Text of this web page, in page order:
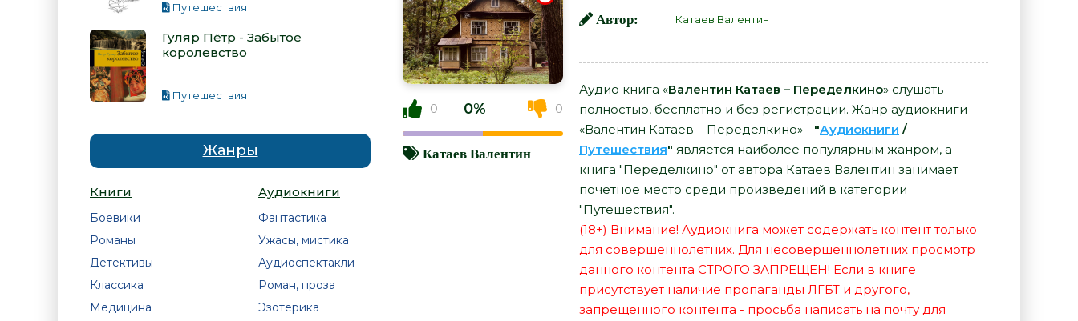
Путешествия
Гуляр Пётр - Забытое
королевство
Путешествия
Жанры
Книги
Боевики
Романы
Детективы
Классика
Медицина
Аудиокниги
Фантастика
Ужасы, мистика
Аудиоспектакли
Роман, проза
Эзотерика
0 0% 0
Катаев Валентин
Автор: Катаев Валентин
Аудио книга «Валентин Катаев – Переделкино» слушать
полностью, бесплатно и без регистрации. Жанр аудиокниги
«Валентин Катаев – Переделкино» - "Аудиокниги /
Путешествия" является наиболее популярным жанром, а
книга "Переделкино" от автора Катаев Валентин занимает
почетное место среди произведений в категории
"Путешествия".
(18+) Внимание! Аудиокнига может содержать контент только
для совершеннолетних. Для несовершеннолетних просмотр
данного контента СТРОГО ЗАПРЕЩЕН! Если в книге
присутствует наличие пропаганды ЛГБТ и другого,
запрещенного контента - просьба написать на почту для